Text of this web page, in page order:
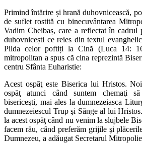
Primind întărire și hrană duhovnicească,
de suflet rostită cu binecuvântarea
Vadim Cheibaș, care a reflectat în cadrul
duhovnicești ce reies din textul
Pilda celor poftiți la Cină (Luca 14:
mitropolitan a spus că cina reprezintă
centru Sfânta Euharistie:
Acest ospăţ este Biserica lui Hristos.
ospăţ atunci când suntem chemaţi
bisericeşti, mai ales la dumnezeiasca
dumnezeiescul Trup şi Sânge al lui
la acest ospăţ când nu venim la slujbele
facem rău, când preferăm grijile şi
Dumnezeu, a adăugat Secretarul